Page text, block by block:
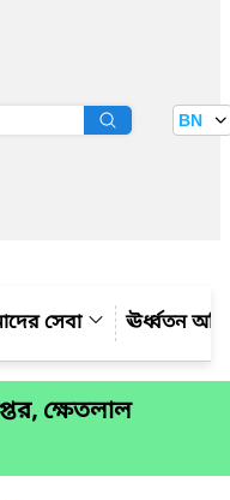
BN
সেবা ঊর্ধ্বতন
ক্ষেতলাল